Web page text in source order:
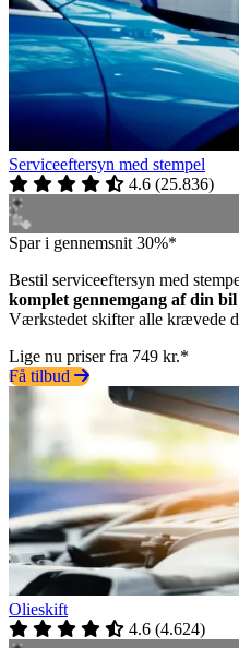
Serviceeftersyn med stempel
4.6 (25.836)
Spar i gennemsnit 30%*
Bestil serviceeftersyn med
komplet gennemgang af din bil
Værkstedet skifter alle krævede
Lige nu priser fra 749 kr.*
Få tilbud
Olieskift
4.6 (4.624)